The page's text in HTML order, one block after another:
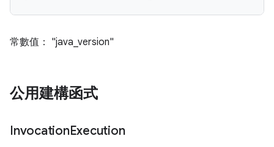
常數值： "java_version"
公用建構函式
InvocationExecution